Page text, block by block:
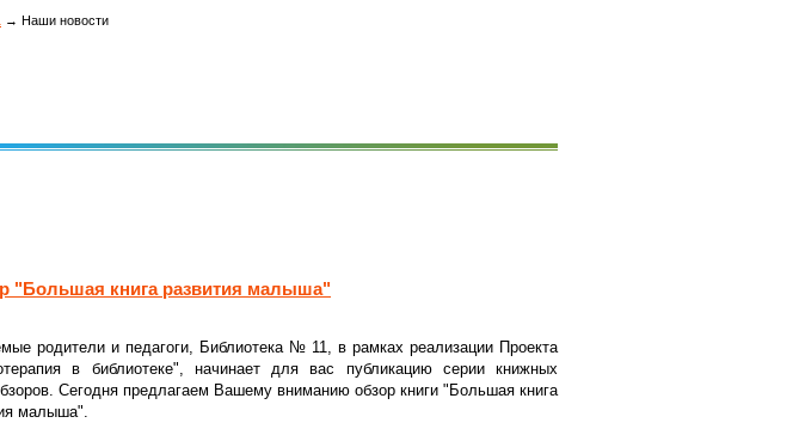
→ Наши новости
"Большая книга развития малыша"
родители и педагоги, Библиотека № 11, в рамках реализации Проекта
в библиотеке", начинает для вас публикацию серии книжных
Сегодня предлагаем Вашему вниманию обзор книги "Большая книга
малыша".